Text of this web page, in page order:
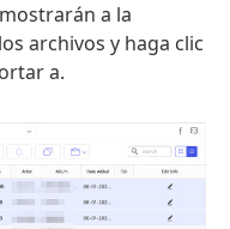
a la
archivos y haga clic
a.